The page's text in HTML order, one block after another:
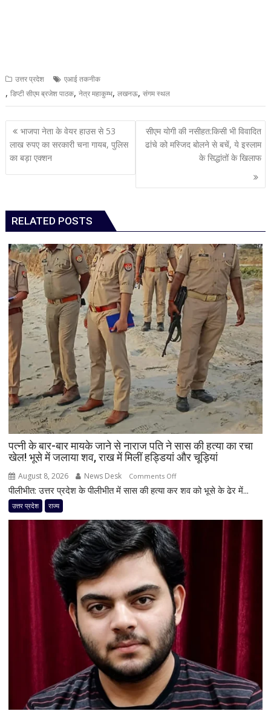
उत्तर प्रदेश एआई तकनीक
,डिप्टी सीएम ब्रजेश पाठक,नेत्र महाकुम्भ,लखनऊ,संगम स्थल
Post
navigation
भाजपा नेता के वेयर हाउस से 53
लाख रुपए का सरकारी चना गायब, पुलिस
का बड़ा एक्शन
सीएम योगी की नसीहत:किसी भी विवादित
ढांचे को मस्जिद बोलने से बचें, ये इस्लाम
के सिद्धांतों के खिलाफ
RELATED POSTS
पत्नी के बार-बार मायके जाने से नाराज पति ने सास की हत्या का रचा
खेल! भूसे में जलाया शव, राख में मिलीं हड्डियां और चूड़ियां
August 8, 2026 News Desk Comments Offon
पत्नी
मायके
जाने
नाराज
पति
ने
सास
की
का
रचा
खेल!
भूसे
पीलीभीत: उत्तर प्रदेश के पीलीभीत में सास की हत्या कर शव को भूसे के ढेर में...
उत्तर प्रदेश राज्य